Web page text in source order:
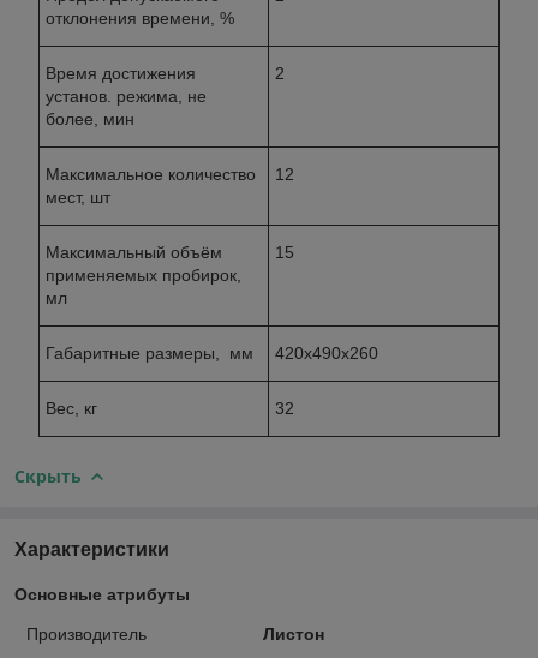
отклонения времени, %
Время достижения
установ. режима, не
более, мин
2
Максимальное количество
мест, шт
12
Максимальный объём
применяемых пробирок,
мл
15
Габаритные размеры, мм 420x490x260
Вес, кг 32
Скрыть
Характеристики
Основные атрибуты
Производитель
Листон